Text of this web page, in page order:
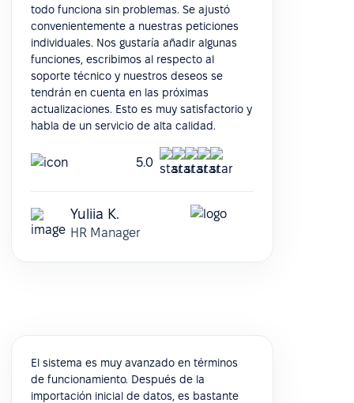
todo funciona sin problemas. Se ajustó
convenientemente a nuestras peticiones
individuales. Nos gustaría añadir algunas
funciones, escribimos al respecto al
soporte técnico y nuestros deseos se
tendrán en cuenta en las próximas
actualizaciones. Esto es muy satisfactorio y
habla de un servicio de alta calidad.
5.0
Yuliia K.
HR Manager
El sistema es muy avanzado en términos
de funcionamiento. Después de la
importación inicial de datos, es bastante